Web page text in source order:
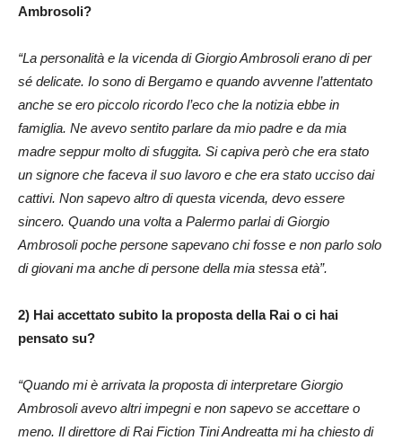
Ambrosoli?
“La personalità e la vicenda di Giorgio Ambrosoli erano di per
sé delicate. Io sono di Bergamo e quando avvenne l’attentato
anche se ero piccolo ricordo l’eco che la notizia ebbe in
famiglia. Ne avevo sentito parlare da mio padre e da mia
madre seppur molto di sfuggita. Si capiva però che era stato
un signore che faceva il suo lavoro e che era stato ucciso dai
cattivi. Non sapevo altro di questa vicenda, devo essere
sincero. Quando una volta a Palermo parlai di Giorgio
Ambrosoli poche persone sapevano chi fosse e non parlo solo
di giovani ma anche di persone della mia stessa età”.
2) Hai accettato subito la proposta della Rai o ci hai
pensato su?
“Quando mi è arrivata la proposta di interpretare Giorgio
Ambrosoli avevo altri impegni e non sapevo se accettare o
meno. Il direttore di Rai Fiction Tini Andreatta mi ha chiesto di